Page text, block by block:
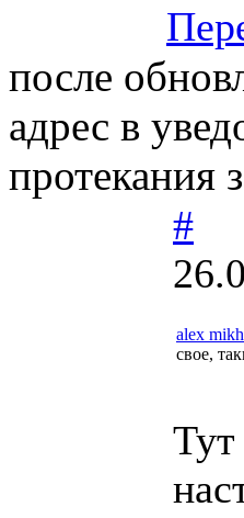
после
адрес в
протекания
#
alex
свое,